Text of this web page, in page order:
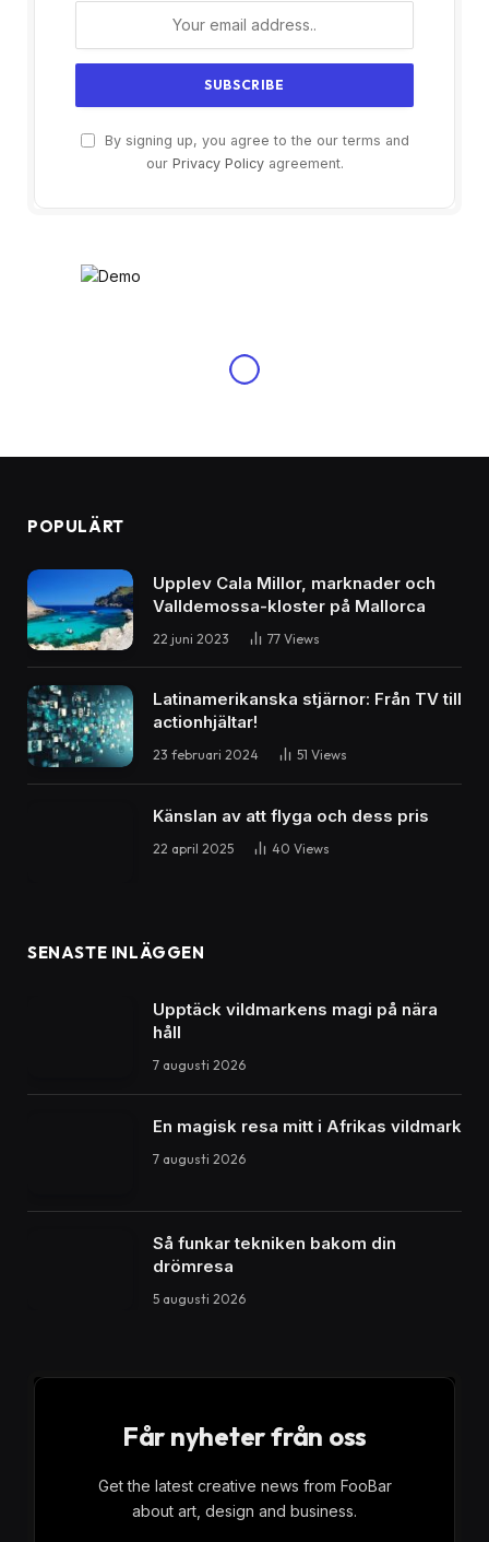
By signing up, you agree to the our terms and
our Privacy Policyagreement.
POPULÄRT
Upplev Cala Millor, marknader och
Valldemossa-kloster på Mallorca
22 juni 2023 77 Views
Latinamerikanska stjärnor: Från TV till
actionhjältar!
23 februari 2024 51 Views
Känslan av att flyga och dess pris
22 april 2025 40 Views
SENASTE INLÄGGEN
Upptäck vildmarkens magi på nära
håll
7 augusti 2026
En magisk resa mitt i Afrikas vildmark
7 augusti 2026
Så funkar tekniken bakom din
drömresa
5 augusti 2026
Får nyheter från oss
Get the latest creative news from FooBar
about art, design and business.